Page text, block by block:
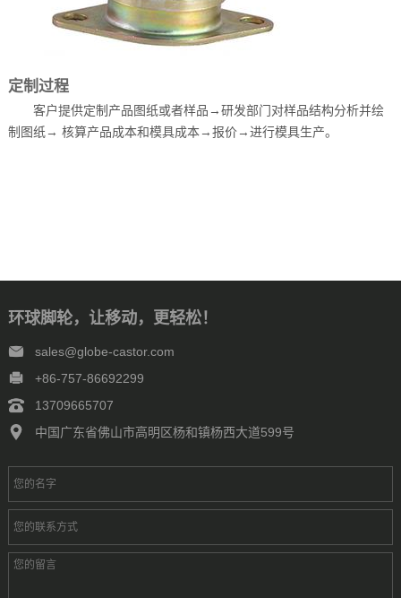
定制过程
客户提供定制产品图纸或者样品→研发部门对样品结构分析并绘
制图纸→ 核算产品成本和模具成本→报价→进行模具生产。
环球脚轮，让移动，更轻松！
sales@globe-castor.com
+86-757-86692299
13709665707
中国广东省佛山市高明区杨和镇杨西大道599号